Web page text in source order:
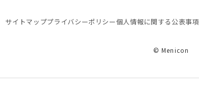
サイトマッププライバシーポリシー個⼈情報に関する公表事項
© Menicon